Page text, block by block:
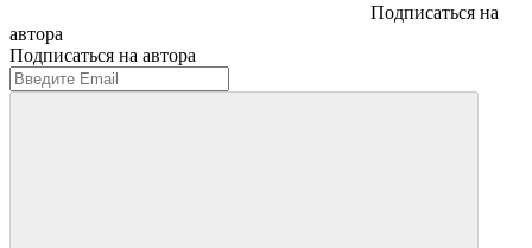
Подписаться на
автора
Подписаться на автора